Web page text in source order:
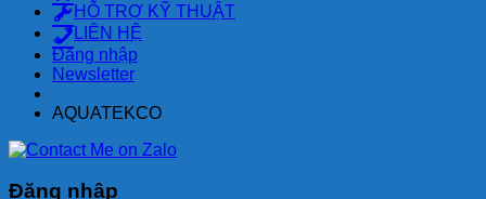
HỖ TRỢ KỸ THUẬT
LIÊN HỆ
Đăng nhập
Newsletter
AQUATEKCO
Đăng nhập